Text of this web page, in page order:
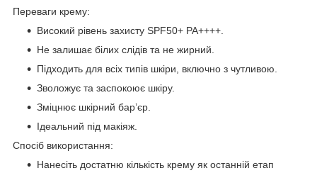
Переваги крему:
Високий рівень захисту SPF50+ PA++++.
Не залишає білих слідів та не жирний.
Підходить для всіх типів шкіри, включно з чутливою.
Зволожує та заспокоює шкіру.
Зміцнює шкірний бар’єр.
Ідеальний під макіяж.
Спосіб використання:
Нанесіть достатню кількість крему як останній етап